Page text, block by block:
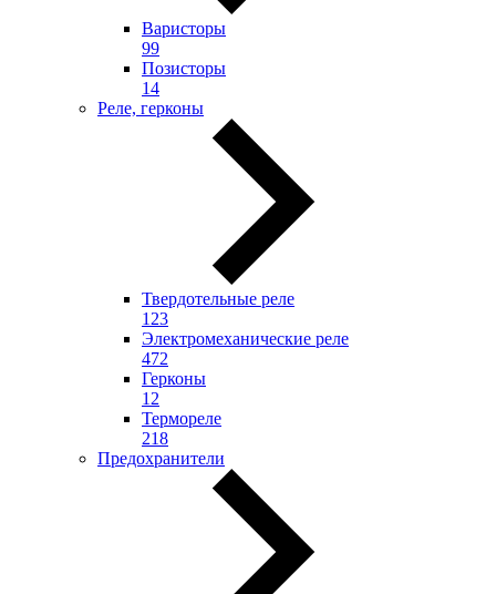
Варисторы
99
Позисторы
14
Реле, герконы
Твердотельные реле
123
Электромеханические реле
472
Герконы
12
Термореле
218
Предохранители